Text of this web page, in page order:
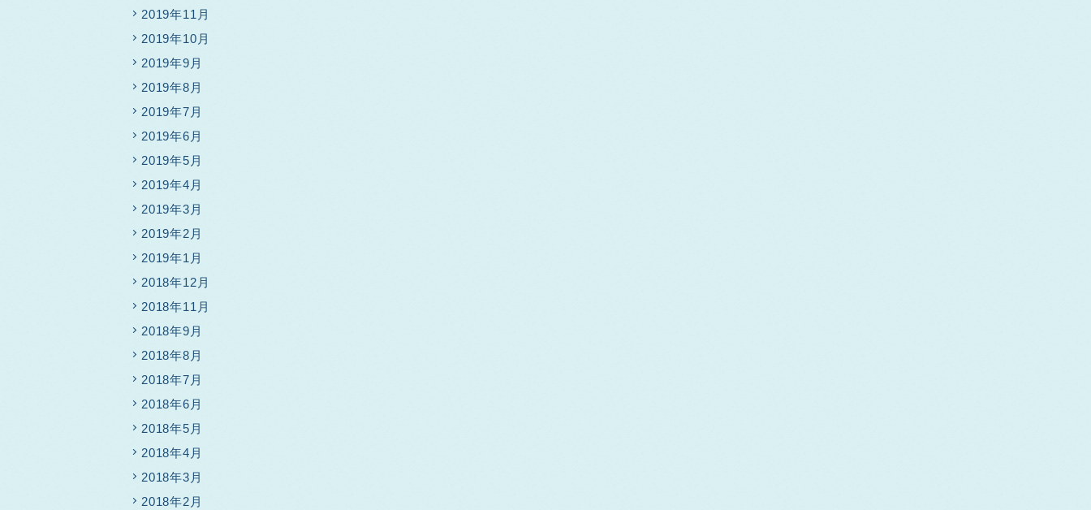
2019年11月
2019年10月
2019年9月
2019年8月
2019年7月
2019年6月
2019年5月
2019年4月
2019年3月
2019年2月
2019年1月
2018年12月
2018年11月
2018年9月
2018年8月
2018年7月
2018年6月
2018年5月
2018年4月
2018年3月
2018年2月